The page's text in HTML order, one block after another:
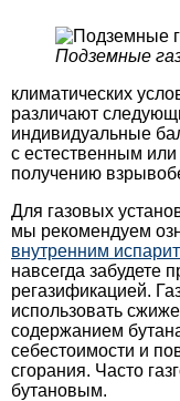
Подземные
климатических
различают
индивидуальные
с естественным
получению
Для газовых
мы рекомендуем
внутренним
навсегда забудете
регазификацией.
использовать
содержанием
себестоимости и
сгорания. Часто
бутановым.